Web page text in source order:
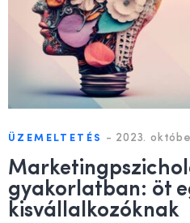
ÜZEMELTETÉS - 2023.
gyakorlatban: öt
kisvállalkozóknak